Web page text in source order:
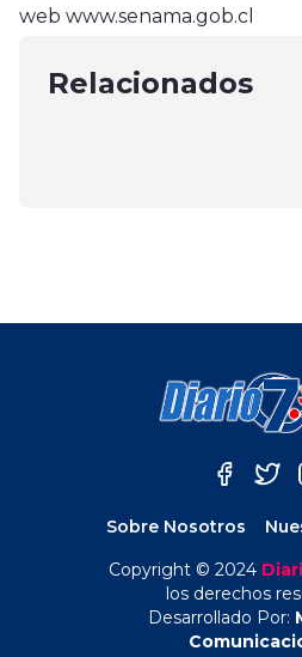
web www.senama.gob.cl
Relacionados
en Congreso de
Injustificadas
junio 15, 2025
Familia Cauquenina
Ancianos
Reinserción Juvenil
Sobre Nosotros
Copyright © 2024
los derechos
Desarrollado Por: